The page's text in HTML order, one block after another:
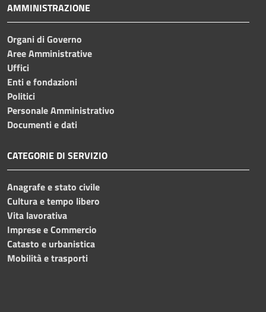
AMMINISTRAZIONE
Organi di Governo
Aree Amministrative
Uffici
Enti e fondazioni
Politici
Personale Amministrativo
Documenti e dati
CATEGORIE DI SERVIZIO
Anagrafe e stato civile
Cultura e tempo libero
Vita lavorativa
Imprese e Commercio
Catasto e urbanistica
Mobilità e trasporti